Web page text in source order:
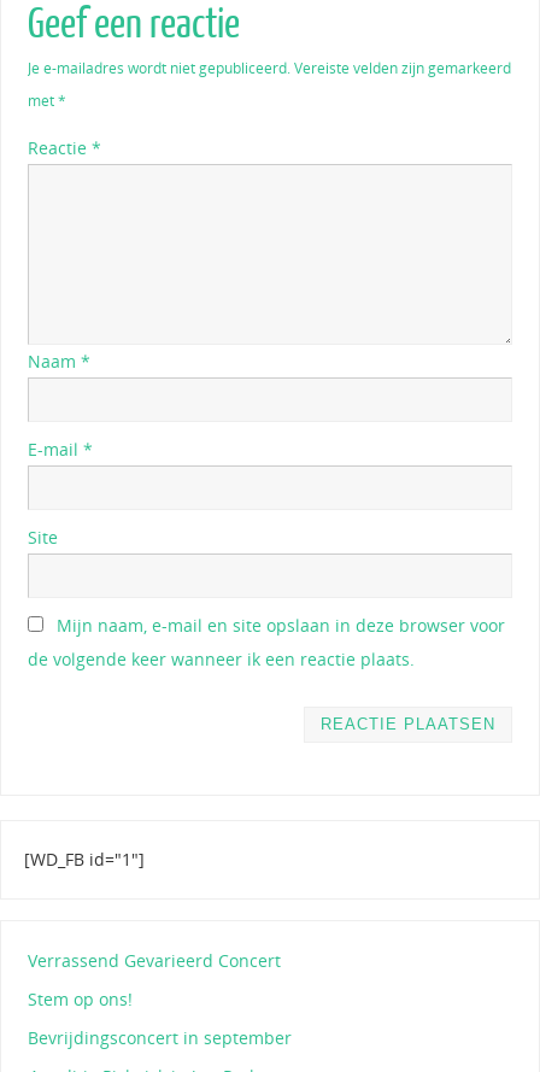
Geef een reactie
Je e-mailadres wordt niet gepubliceerd. Vereiste velden zijn gemarkeerd
met*
Reactie *
Naam *
E-mail *
Site
Mijn naam, e-mail en site opslaan in deze browser voor
de volgende keer wanneer ik een reactie plaats.
[WD_FB id="1"]
Verrassend Gevarieerd Concert
Stem op ons!
Bevrijdingsconcert in september